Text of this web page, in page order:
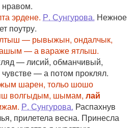
нравом.
эрдене. Р. Сунгурова. Нежное
поутру.
— рывыжын, ондалчык,
— а вараже ятлыш.
— лисий, обманчивый,
— а потом проклял.
шарен, тольо шошо
волгыдым, шымам, лай
Р. Сунгурова. Распахнув
прилетела весна. Принесла